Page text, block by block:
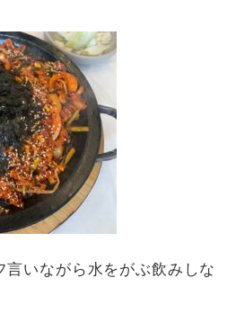
言いながら水をがぶ飲みしな